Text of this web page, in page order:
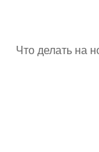
Что делать на